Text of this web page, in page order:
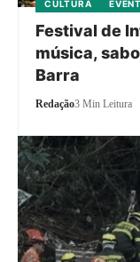
CULTURA
Festival de
música,
Barra
Redação3 Min Leitura